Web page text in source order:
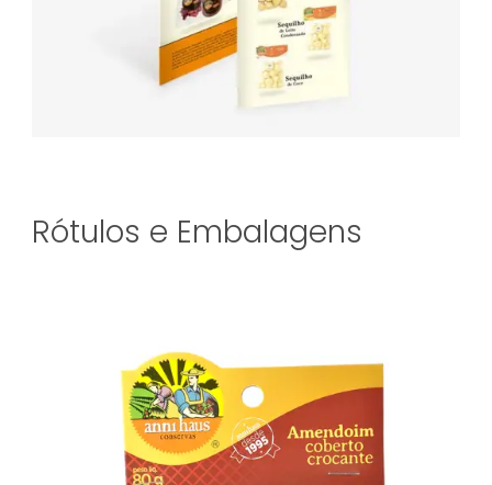
Rótulos e Embalagens